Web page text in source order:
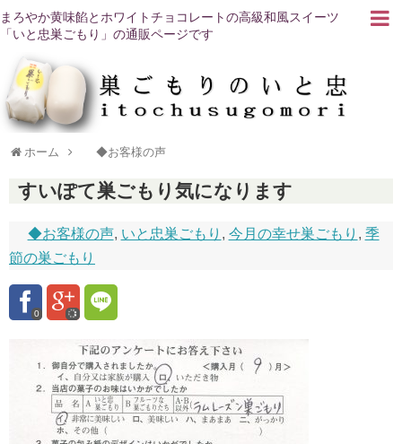
まろやか黄味餡とホワイトチョコレートの高級和風スイーツ
「いと忠巣ごもり」の通販ページです
ホーム ◆お客様の声
すいぽて巣ごもり気になります
◆お客様の声, いと忠巣ごもり , 今月の幸せ巣ごもり , 季
節の巣ごもり
0